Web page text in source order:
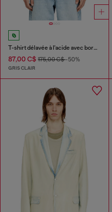
T-shirt délavée à l'acide avec bords bruts
87,00 C$ 175,00 C$-50%
GRIS CLAIR